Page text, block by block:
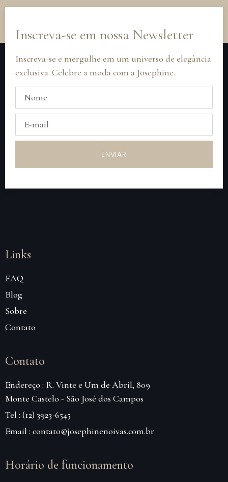
Inscreva-se em nossa Newsletter
Inscreva-se e mergulhe em um universo de elegância
exclusiva. Celebre a moda com a Josephine.
ENVIAR
Links
FAQ
Blog
Sobre
Contato
Contato
Endereço : R. Vinte e Um de Abril, 809
Monte Castelo - São José dos Campos
Tel : (12) 3923-6545
Email : contato@josephinenoivas.com.br
Horário de funcionamento